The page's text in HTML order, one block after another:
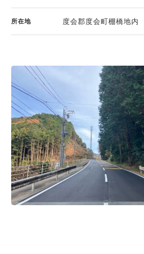
所在地 度会郡度会町棚橋地内